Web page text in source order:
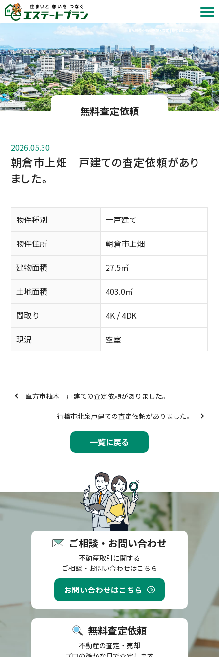
北九州の不動産売却・査定 | 株式会社エステートプラン
無料査定依頼
2026.05.30
朝倉市上畑 戸建ての査定依頼があり
ました。
物件種別 一戸建て
物件住所 朝倉市上畑
建物面積 27.5㎡
土地面積 403.0㎡
間取り 4K / 4DK
現況 空室
直方市植木 戸建ての査定依頼がありました。
一覧に戻る
行橋市北泉戸建ての査定依頼がありました。
ご相談・お問い合わせ
不動産取引に関する
ご相談・お問い合わせはこちら
お問い合わせはこちら
無料査定依頼
不動産の査定・売却